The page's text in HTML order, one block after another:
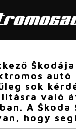
autó
sok
való
A Škoda
hogy